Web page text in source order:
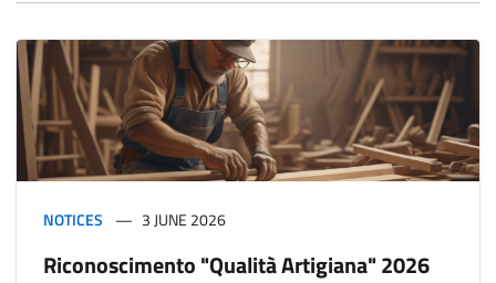
NOTICES 3 JUNE 2026
Riconoscimento "Qualità Artigiana" 2026